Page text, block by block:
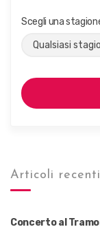
Scegli una
Articoli recenti
Concerto al